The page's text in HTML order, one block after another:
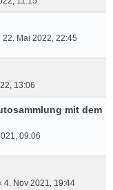
22. Mai 2022, 22:45
13:06
mit dem
09:06
4. Nov 2021, 19:44